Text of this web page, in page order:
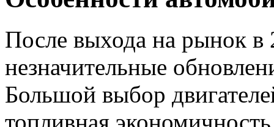
После выхода на рынок в
незначительные
Большой выбор
топливная